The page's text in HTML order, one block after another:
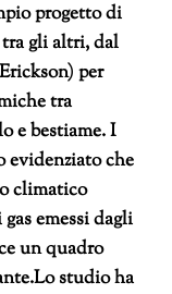
progetto di
gli altri, dal
per
tra
e bestiame. I
evidenziato che
climatico
emessi dagli
un quadro
studio ha